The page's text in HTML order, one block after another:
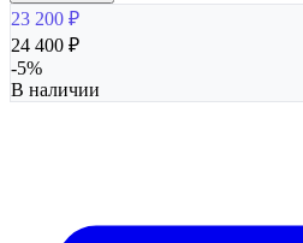
23 200 ₽
24 400 ₽
-5%
В наличии